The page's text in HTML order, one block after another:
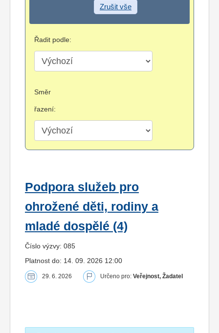
Zrušit vše
Řadit podle:
Směr
řazení:
Podpora služeb pro
ohrožené děti, rodiny a
mladé dospělé (4)
Číslo výzvy: 085
Platnost do: 14. 09. 2026 12:00
29. 6. 2026 Určeno pro: Veřejnost, Žadatel